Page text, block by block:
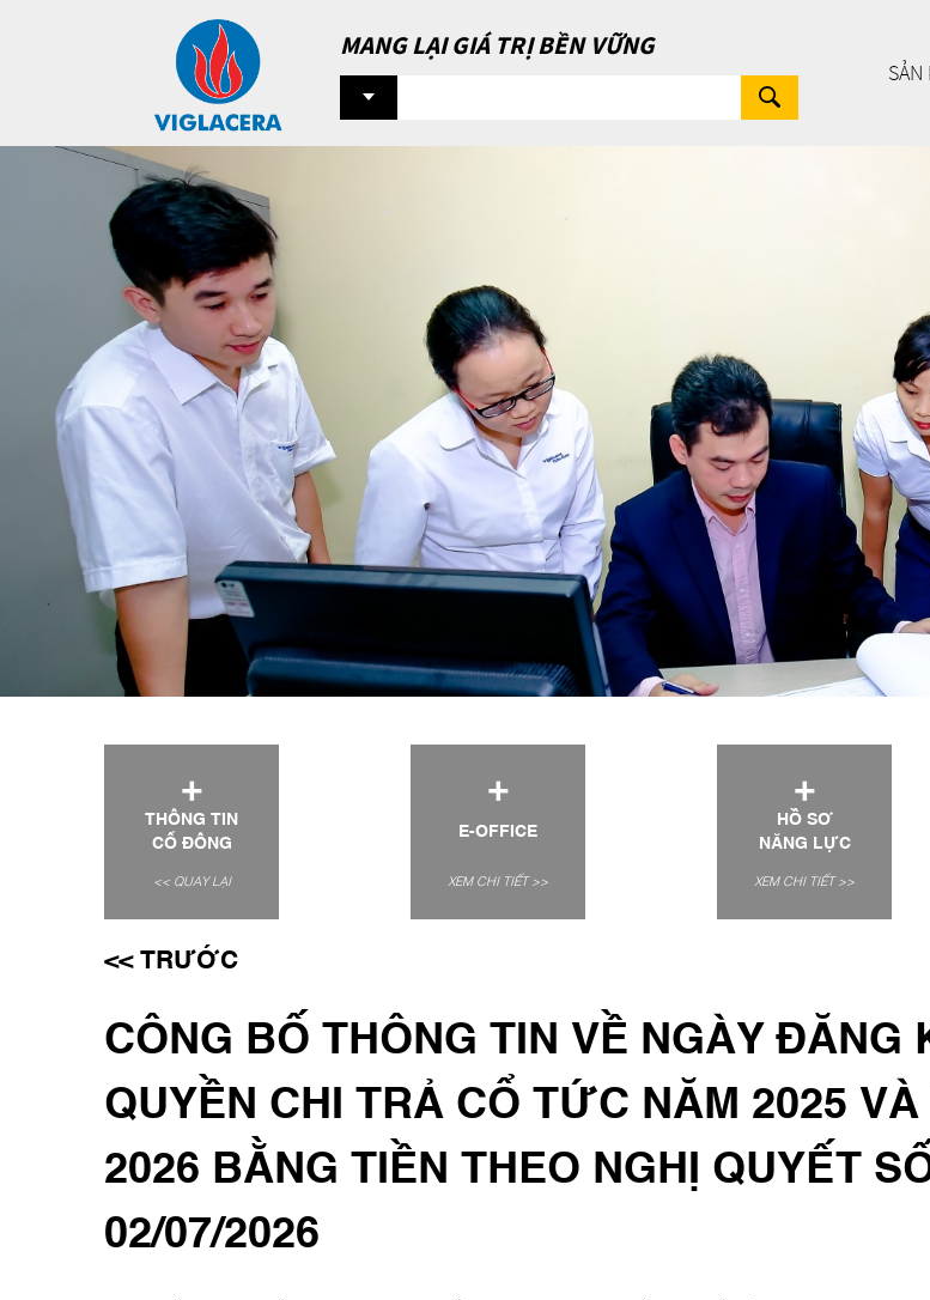
MANG LẠI GIÁ TRỊ BỀN VỮNG
SẢN
+
THÔNG TIN
CỔ ĐÔNG
<< QUAY LẠI
+
E-OFFICE
XEM CHI TIẾT >>
+
HỒ SƠ
NĂNG LỰC
XEM CHI TIẾT >>
<< TRƯỚC
CÔNG BỐ THÔNG TIN VỀ NGÀY ĐĂNG
QUYỀN CHI TRẢ CỔ TỨC NĂM 2025
2026 BẰNG TIỀN THEO NGHỊ QUYẾT
02/07/2026